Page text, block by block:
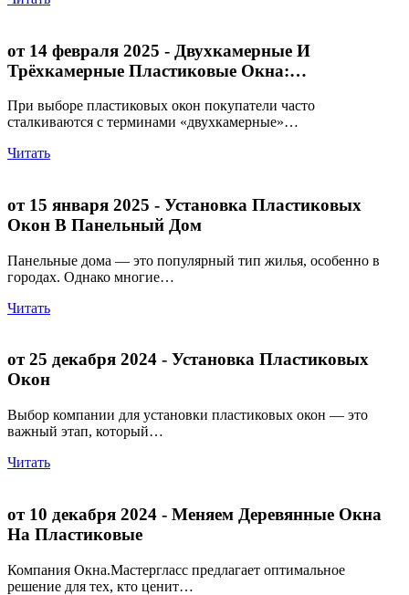
от 14 февраля 2025 - Двухкамерные И
Трёхкамерные Пластиковые Окна:…
При выборе пластиковых окон покупатели часто
сталкиваются с терминами «двухкамерные»…
Читать
от 15 января 2025 - Установка Пластиковых
Окон В Панельный Дом
Панельные дома — это популярный тип жилья, особенно в
городах. Однако многие…
Читать
от 25 декабря 2024 - Установка Пластиковых
Окон
Выбор компании для установки пластиковых окон — это
важный этап, который…
Читать
от 10 декабря 2024 - Меняем Деревянные Окна
На Пластиковые
Компания Окна.Мастергласс предлагает оптимальное
решение для тех, кто ценит…